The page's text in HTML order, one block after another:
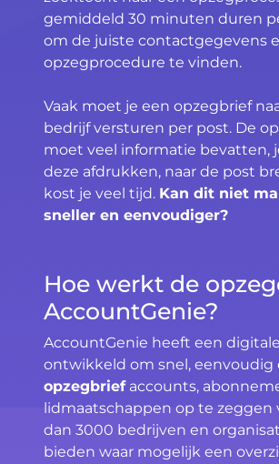
gemiddeld 30 minuten duren
om de juiste contactgegevens
opzegprocedure te vinden.
Vaak moet je een opzegbrief
bedrijf versturen per post. De
moet veel informatie bevatten,
deze afdrukken, naar de post
kost je veel tijd. Kan dit niet
sneller en eenvoudiger?
Hoe werkt de
AccountGenie?
AccountGenie heeft een
ontwikkeld om snel, eenvoudig
opzegbriefaccounts,
lidmaatschappen op te zeggen
dan 3000 bedrijven en
bieden waar mogelijk een